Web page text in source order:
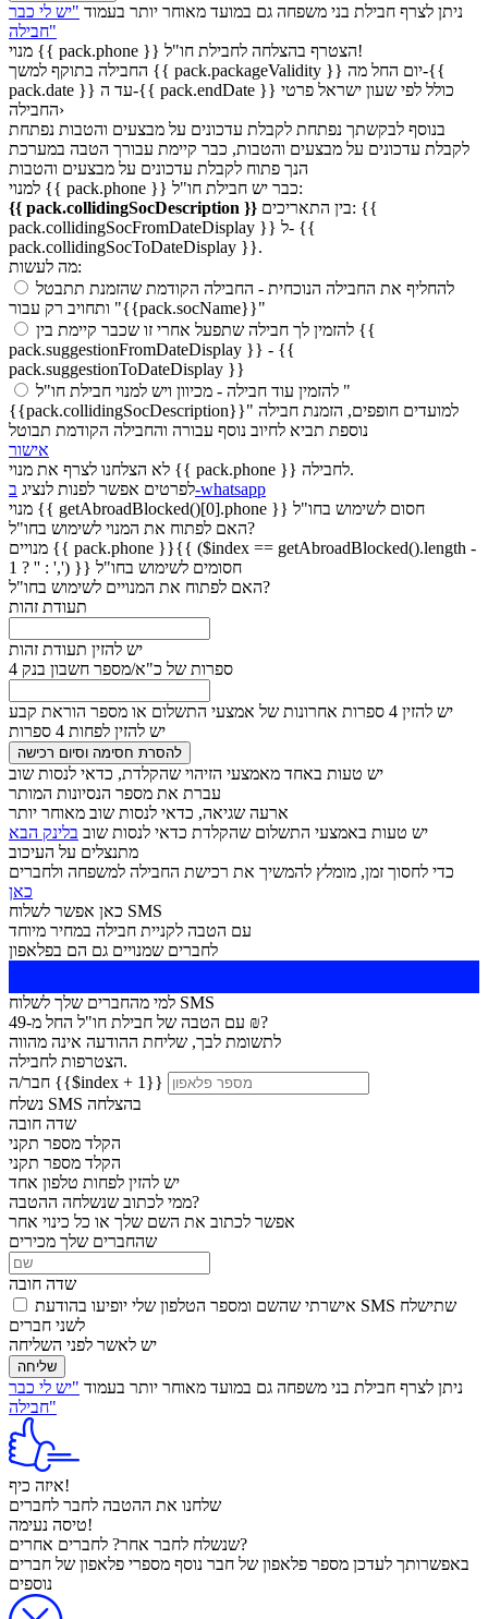
ניתן לצרף חבילת בני משפחה גם במועד מאוחר יותר בעמוד "יש לי כבר
חבילה"
{{ pack.phone }}
הצטרף בהצלחה לחבילת חו"ל!
החבילה בתוקף למשך {{ pack.packageValidity }} יום החל מה-{{
pack.date }} עד ה-{{ pack.endDate }} כולל לפי שעון ישראל פרטי
החבילה›
בנוסף לבקשתך נפתחת לקבלת עדכונים על מבצעים והטבות נפתחת
לקבלת עדכונים על מבצעים והטבות, כבר קיימת עבורך הטבה במערכת
הנך פתוח לקבלת עדכונים על מבצעים והטבות
למנוי {{ pack.phone }} כבר יש חבילת חו"ל:
{{ pack.collidingSocDescription }}
בין התאריכים: {{
pack.collidingSocFromDateDisplay }} ל- {{
pack.collidingSocToDateDisplay }}.
מה לעשות:
להחליף את החבילה הנוכחית - החבילה הקודמת שהזמנת תתבטל
ותחויב רק עבור "{{pack.socName}}"
{{
pack.suggestionFromDateDisplay }} - {{
pack.suggestionToDateDisplay }}
להזמין עוד חבילה - מכיוון ויש למנוי חבילת חו"ל "
{{pack.collidingSocDescription}}" למועדים חופפים, הזמנת חבילה
נוספת תביא לחיוב נוסף עבורה והחבילה הקודמת תבוטל
אישור
לא הצלחנו לצרף את מנוי {{ pack.phone }} לחבילה.
לפרטים אפשר לפנות לנציגב-whatsapp
{{ getAbroadBlocked()[0].phone }} חסום לשימוש בחו"ל
האם לפתוח את המנוי לשימוש בחו"ל?
{{ pack.phone }}{{ ($index == getAbroadBlocked().length -
1 ? '' : ',') }} חסומים לשימוש בחו"ל
האם לפתוח את המנויים לשימוש בחו"ל?
תעודת זהות
יש להזין תעודת זהות
4 ספרות של כ"א/מספר חשבון בנק
יש להזין 4 ספרות אחרונות של אמצעי התשלום או מספר הוראת קבע
יש להזין לפחות 4 ספרות
להסרת חסימה וסיום רכישה
יש טעות באחד מאמצעי הזיהוי שהקלדת, כדאי לנסות שוב
עברת את מספר הנסיונות המותר
ארעה שגיאה, כדאי לנסות שוב מאוחר יותר
יש טעות באמצעי התשלום שהקלדת כדאי לנסות שוב בלינק הבא
מתנצלים על העיכוב
כדי לחסוך זמן, מומלץ להמשיך את רכישת החבילה למשפחה ולחברים
כאן
כאן אפשר לשלוח SMS
עם הטבה לקניית חבילה במחיר מיוחד
לחברים שמנויים גם הם בפלאפון
למי מהחברים שלך לשלוח SMS
עם הטבה של חבילת חו"ל החל מ-49 ₪?
לתשומת לבך, שליחת ההודעה אינה מהווה
הצטרפות לחבילה.
חבר/ה {{$index + 1}}
נשלח SMS בהצלחה
שדה חובה
הקלד מספר תקני
הקלד מספר תקני
יש להזין לפחות טלפון אחד
ממי לכתוב שנשלחה ההטבה?
אפשר לכתוב את השם שלך או כל כינוי אחר
שהחברים שלך מכירים
שדה חובה
אישרתי שהשם ומספר הטלפון שלי יופיעו בהודעת SMS שתישלח
לשני חברים
יש לאשר לפני השליחה
שליחה
ניתן לצרף חבילת בני משפחה גם במועד מאוחר יותר בעמוד "יש לי כבר
חבילה"
איזה כיף!
שלחנו את ההטבה לחבר לחברים
טיסה נעימה!
שנשלח לחבר אחר?
לחברים אחרים?
באפשרותך לעדכן מספר פלאפון של חבר נוסף מספרי פלאפון של חברים
נוספים